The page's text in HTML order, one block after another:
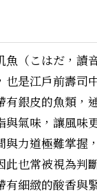
魚（こはだ，
也是江戶前壽司
有銀皮的魚類，
與氣味，讓風味
與力道極難掌握
此也常被視為判
有細緻的酸香與